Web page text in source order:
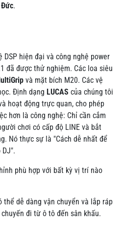
Đức.
DSP hiện đại và công nghệ power
đã được thử nghiệm. Các loa siêu
và mặt bích M20. Các vệ
Định dạng LUCAS của chúng tôi
hoạt động trực quan, cho phép
hơn là công nghệ: Chỉ cần cắm
chơi có cấp độ LINE và bắt
Nó thực sự là "Cách dễ nhất để
phù hợp với bất kỳ vị trí nào
thể dễ dàng vận chuyển và lắp ráp
đi từ ô tô đến sân khấu.